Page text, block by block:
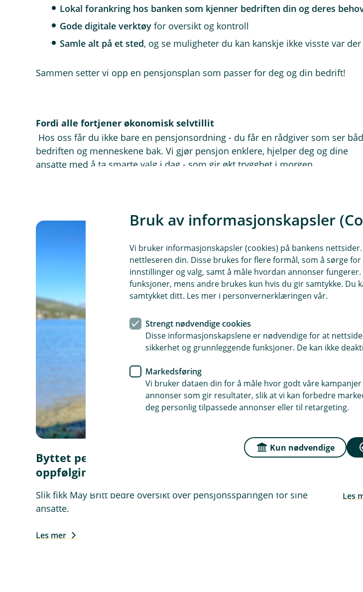
Lokal forankring hos banken som kjenner bedriften din og deres
Gode digitale verktøy for oversikt og kontroll
Samle alt på et sted, og se muligheter du kan kanskje ikke visste var der
Sammen setter vi opp en pensjonsplan som passer for deg og din bedrift!
Fordi alle fortjener økonomisk selvtillit
Hos oss får du ikke bare en pensjonsordning - du får en rådgiver som ser
bedriften og menneskene bak. Vi gjør pensjon enklere, hjelper deg og dine
ansatte med å ta smarte valg i dag - som gir økt trygghet i morgen.
Byttet pensjonsleverandør og fikk tettere
oppfølging av banken
Slik fikk May Britt bedre oversikt over pensjonssparingen for sine
ansatte.
Les mer
Les
Bruk av informasjonskapsler
Vi bruker informasjonskapsler (cookies) på bankens
nettleseren din. Disse brukes for flere formål, som å sørge
innstillinger og valg, samt å måle hvordan annonser
funksjoner, mens andre brukes kun hvis du gir samtykke. Du
samtykket ditt. Les mer i personvernerklæringen vår.
Strengt nødvendige cookies
Disse informasjonskapslene er nødvendige for at
sikkerhet og grunnleggende funksjoner. De kan ikke
Markedsføring
Vi bruker dataen din for å måle hvor godt våre
annonser som gir resultater, slik at vi kan forbedre
deg personlig tilpassede annonser eller til retargeting.
Kun nødvendige